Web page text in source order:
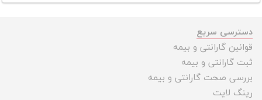
دسترسی سریع
قوانین گارانتی و بیمه
ثبت گارانتی و بیمه
بررسی صحت گارانتی و بیمه
رینگ لایت